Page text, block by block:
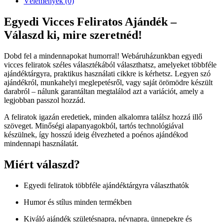
Egyedi Vicces Feliratos Ajándék –
Válaszd ki, mire szeretnéd!
Dobd fel a mindennapokat humorral! Webáruházunkban egyedi
vicces feliratok széles választékából választhatsz, amelyeket többféle
ajándéktárgyra, praktikus használati cikkre is kérhetsz. Legyen szó
ajándékról, munkahelyi meglepetésről, vagy saját örömödre készült
darabról – nálunk garantáltan megtalálod azt a variációt, amely a
legjobban passzol hozzád.
A feliratok igazán eredetiek, minden alkalomra találsz hozzá illő
szöveget. Minőségi alapanyagokból, tartós technológiával
készülnek, így hosszú ideig élvezheted a poénos ajándékod
mindennapi használatát.
Miért válaszd?
Egyedi feliratok többféle ajándéktárgyra választhatók
Humor és stílus minden termékben
Kiváló ajándék születésnapra, névnapra, ünnepekre és